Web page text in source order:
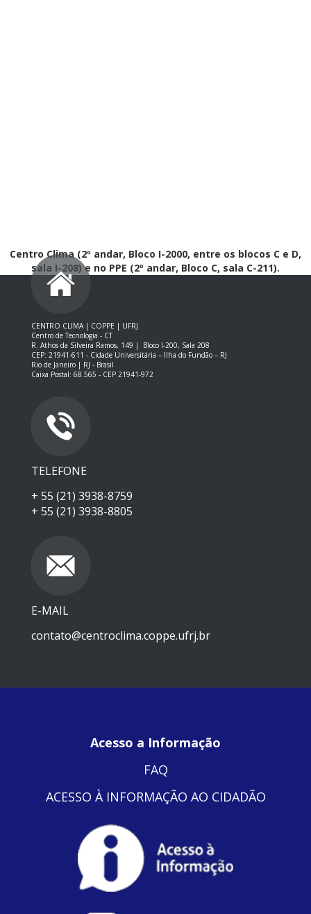
Centro Clima (2º andar, Bloco I-2000, entre os blocos C e D,
sala I-208) e no PPE (2º andar, Bloco C, sala C-211).
CENTRO CLIMA | COPPE | UFRJ
Centro de Tecnologia - CT
R. Athos da Silveira Ramos, 149 |
Bloco I-200, Sala 208
CEP: 21941-611 - Cidade Universitária – Ilha do Fundão – RJ
Rio de Janeiro | RJ - Brasil
Caixa Postal: 68.565 - CEP 21941-972
TELEFONE
+ 55 (21) 3938-8759
+ 55 (21) 3938-8805
E-MAIL
contato@centroclima.coppe.ufrj.br
Acesso a Informação
FAQ
ACESSO À INFORMAÇÃO AO CIDADÃO